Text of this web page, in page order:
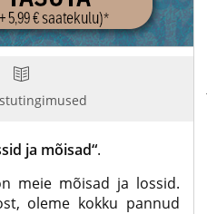
ja mõisad“.
meie mõisad ja lossid.
oleme kokku pannud